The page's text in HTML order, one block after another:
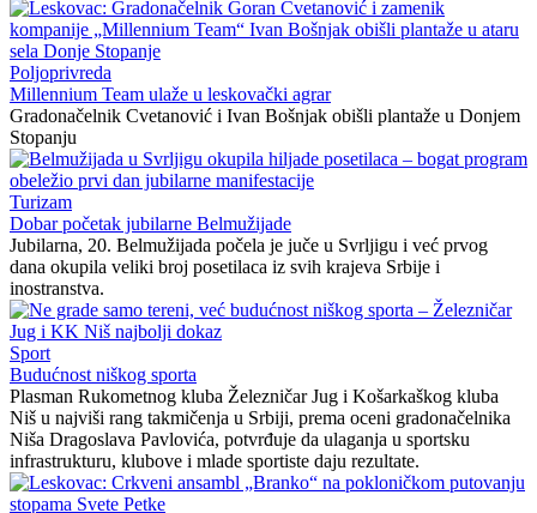
Poljoprivreda
Millennium Team ulaže u leskovački agrar
Gradonačelnik Cvetanović i Ivan Bošnjak obišli plantaže u Donjem
Stopanju
Turizam
Dobar početak jubilarne Belmužijade
Jubilarna, 20. Belmužijada počela je juče u Svrljigu i već prvog
dana okupila veliki broj posetilaca iz svih krajeva Srbije i
inostranstva.
Sport
Budućnost niškog sporta
Plasman Rukometnog kluba Železničar Jug i Košarkaškog kluba
Niš u najviši rang takmičenja u Srbiji, prema oceni gradonačelnika
Niša Dragoslava Pavlovića, potvrđuje da ulaganja u sportsku
infrastrukturu, klubove i mlade sportiste daju rezultate.